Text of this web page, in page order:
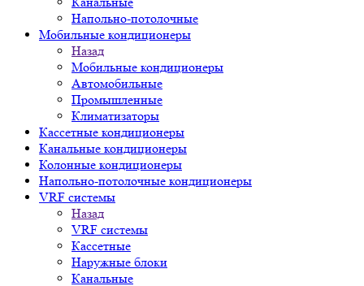
Напольно-потолочные
Мобильные кондиционеры
Назад
Мобильные кондиционеры
Автомобильные
Промышленные
Климатизаторы
Кассетные кондиционеры
Канальные кондиционеры
Колонные кондиционеры
Напольно-потолочные кондиционеры
VRF системы
Назад
VRF системы
Кассетные
Наружные блоки
Канальные